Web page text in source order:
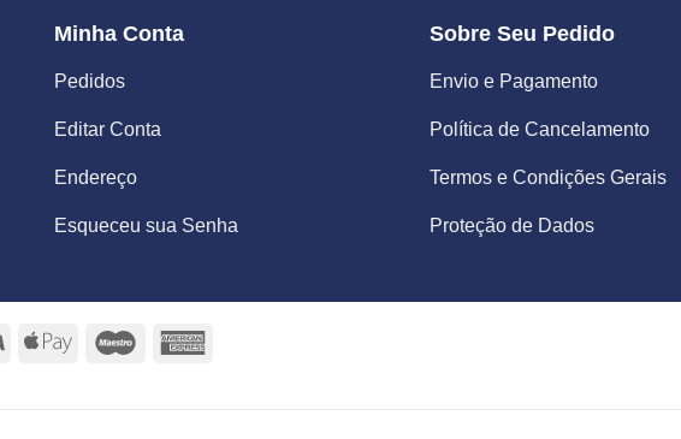
Minha Conta
Pedidos
Editar Conta
Endereço
Esqueceu sua Senha
Sobre Seu Pedido
Envio e Pagamento
Política de Cancelamento
Termos e Condições Gerais
Proteção de Dados
Visa
Apple
Maestro